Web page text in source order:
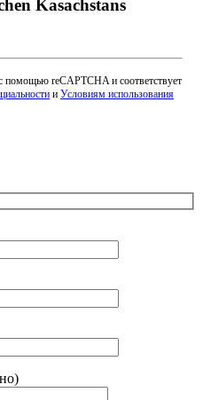
Kasachstans
reCAPTCHA и соответствует
и Условиям использования